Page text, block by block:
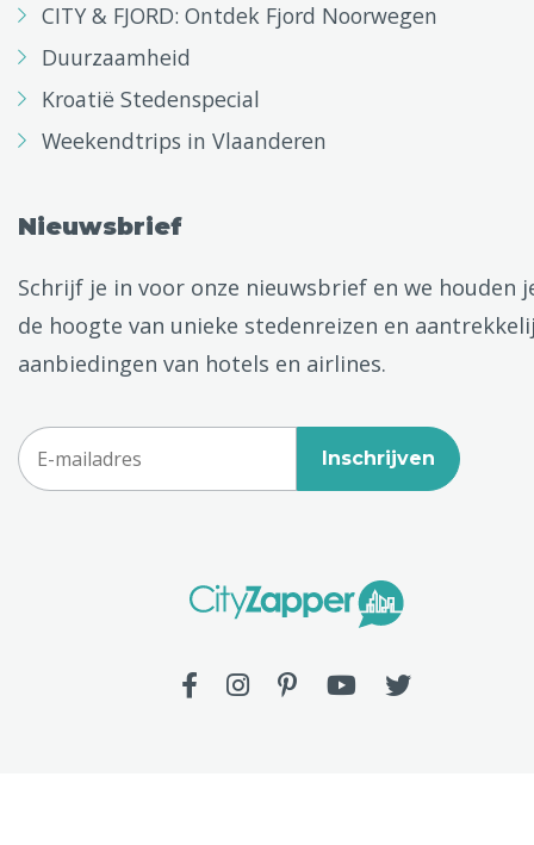
CITY & FJORD: Ontdek Fjord Noorwegen
Duurzaamheid
Kroatië Stedenspecial
Weekendtrips in Vlaanderen
Nieuwsbrief
Schrijf je in voor onze nieuwsbrief en we houden
de hoogte van unieke stedenreizen en
aanbiedingen van hotels en airlines.
Inschrijven